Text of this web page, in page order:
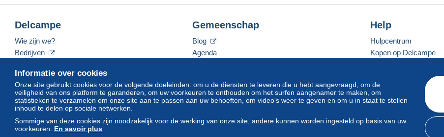
Informatie over cookies
Onze site gebruikt cookies voor de volgende doeleinden: om u de diensten te leveren die u hebt aangevraagd, om de
veiligheid van ons platform te garanderen, om uw voorkeuren te onthouden om het surfen aangenamer te maken, om
statistieken te verzamelen om onze site aan te passen aan uw behoeften, om video's weer te geven en om u in staat te stellen
inhoud te delen op sociale netwerken.
Sommige van deze cookies zijn noodzakelijk voor de werking van onze site, andere kunnen worden ingesteld op basis van uw
voorkeuren. En savoir plus
Delcampe
Wie zijn we?
Bedrijven
Neem contact met ons op
Gemeenschap
Blog
Agenda
Help
Hulpcentrum
Kopen op Delcampe
Een beveiligde website